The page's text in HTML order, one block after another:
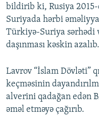
bildirib ki, Rusiya
Suriyada hərbi
Türkiyə-Suriya sərhədi
daşınması kəskin azalıb.
Lavrov “İslam Dövləti”
keçməsinin
alverini qadağan edən
əməl etməyə çağırıb.